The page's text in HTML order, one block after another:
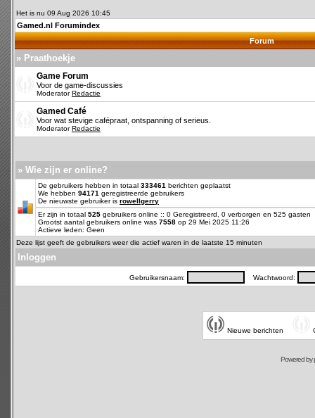
Het is nu 09 Aug 2026 10:45
Gamed.nl Forumindex
Forum
» Praathoekje
Game Forum
Voor de game-discussies
ModeratorRedactie
Gamed Café
Voor wat stevige cafépraat, ontspanning of serieus.
ModeratorRedactie
» Wie zijn er online?
De gebruikers hebben in totaal 333461 berichten geplaatst
We hebben 94171 geregistreerde gebruikers
De nieuwste gebruiker is rowellgerry
Er zijn in totaal 525 gebruikers online :: 0 Geregistreerd, 0 verborgen en 525
Grootst aantal gebruikers online was 7558 op 29 Mei 2025 11:26
Actieve leden: Geen
Deze lijst geeft de gebruikers weer die actief waren in de laatste 15 minuten
Inloggen
Gebruikersnaam: Wachtwoord:
Nieuwe berichten
Powered by